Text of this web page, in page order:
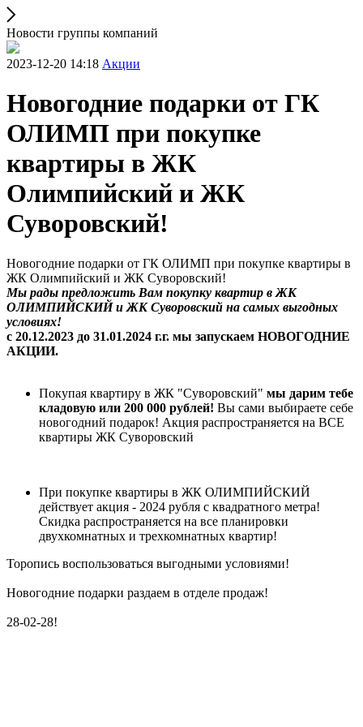
Новости группы компаний
2023-12-20 14:18 Акции
Новогодние подарки от ГК
ОЛИМП при покупке
квартиры в ЖК
Олимпийский и ЖК
Суворовский!
Новогодние подарки от ГК ОЛИМП при покупке квартиры в
ЖК Олимпийский и ЖК Суворовский!
Мы рады предложить Вам покупку квартир в ЖК
ОЛИМПИЙСКИЙ и ЖК Суворовский на самых выгодных
условиях!
с 20.12.2023 до 31.01.2024 г.г. мы запускаем НОВОГОДНИЕ
АКЦИИ.
Покупая квартиру в ЖК "Суворовский" мы дарим тебе
кладовую или 200 000 рублей! Вы сами выбираете себе
новогодний подарок! Акция распространяется на ВСЕ
квартиры ЖК Суворовский
При покупке квартиры в ЖК ОЛИМПИЙСКИЙ
действует акция - 2024 рубля с квадратного метра!
Скидка распространяется на все планировки
двухкомнатных и трехкомнатных квартир!
Торопись воспользоваться выгодными условиями!
Новогодние подарки раздаем в отделе продаж!
28-02-28!